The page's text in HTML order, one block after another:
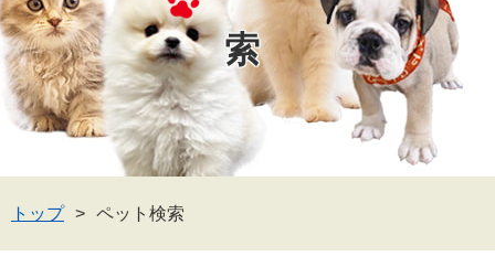
索
トップ ペット検索